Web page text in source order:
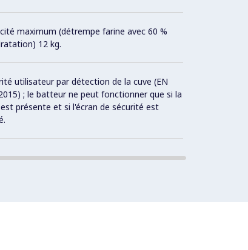
maximum (détrempe farine avec 60 %
12 kg.
utilisateur par détection de la cuve (EN
; le batteur ne peut fonctionner que si la
présente et si l'écran de sécurité est